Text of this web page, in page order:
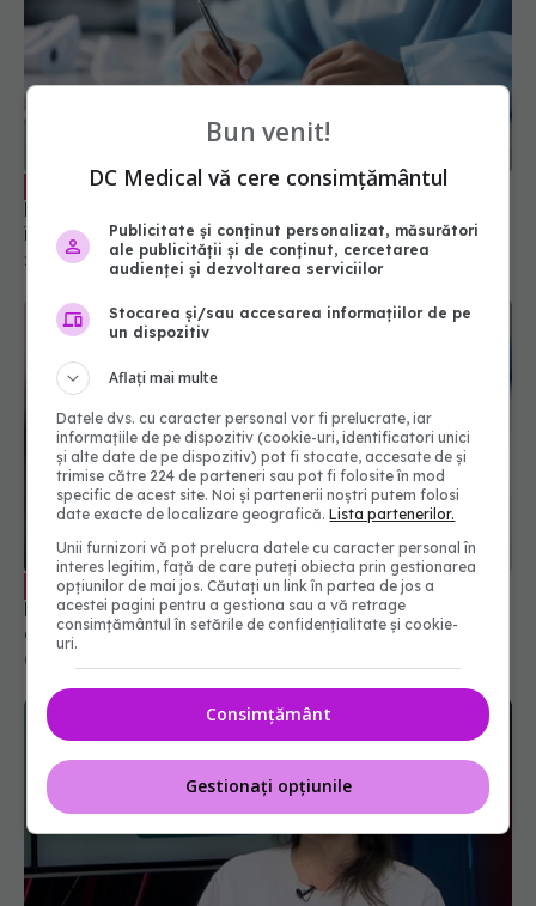
EXCLUSIV Listele de așteptare, barieră în accesul
la tratamente. Levente Vass: Nu ar trebui să se
întâmple
25 mai 2025, 11:00
EXCLUSIV Cataracta NU este o urgență! Monica
Pop: Oamenii din țara asta se grăbesc și nu știu
de ce!
09 sep 2025, 14:45
Bun venit!
DC Medical vă cere consimțământul
Publicitate și conținut personalizat, măsurători
ale publicității și de conținut, cercetarea
audienței și dezvoltarea serviciilor
Stocarea și/sau accesarea informațiilor de pe
un dispozitiv
Aflați mai multe
Datele dvs. cu caracter personal vor fi prelucrate, iar
informațiile de pe dispozitiv (cookie-uri, identificatori unici
și alte date de pe dispozitiv) pot fi stocate, accesate de și
trimise către 224 de parteneri sau pot fi folosite în mod
specific de acest site. Noi și partenerii noștri putem folosi
date exacte de localizare geografică.Lista partenerilor.
Unii furnizori vă pot prelucra datele cu caracter personal în
interes legitim, față de care puteți obiecta prin gestionarea
opțiunilor de mai jos. Căutați un link în partea de jos a
acestei pagini pentru a gestiona sau a vă retrage
consimțământul în setările de confidențialitate și cookie-
uri.
Consimțământ
Gestionați opțiunile